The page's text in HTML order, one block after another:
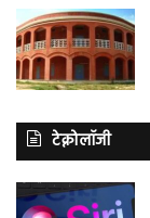
टेक्नोलॉजी